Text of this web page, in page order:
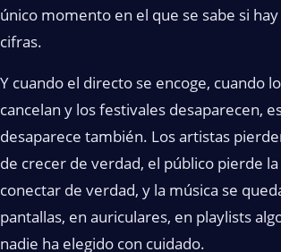
único momento en el que se sabe si
cifras.
Y cuando el directo se encoge, cuando
cancelan y los festivales desaparecen,
desaparece también. Los artistas
de crecer de verdad, el público pierde
conectar de verdad, y la música se
pantallas, en auriculares, en playlists
nadie ha elegido con cuidado.